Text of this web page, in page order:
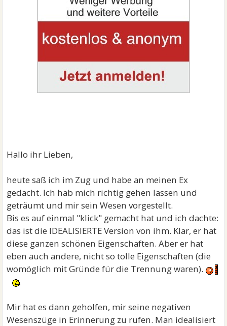
Hallo ihr Lieben,
heute saß ich im Zug und habe an meinen Ex
gedacht. Ich hab mich richtig gehen lassen und
geträumt und mir sein Wesen vorgestellt.
Bis es auf einmal "klick" gemacht hat und ich dachte:
das ist die IDEALISIERTE Version von ihm. Klar, er hat
diese ganzen schönen Eigenschaften. Aber er hat
eben auch andere, nicht so tolle Eigenschaften (die
womöglich mit Gründe für die Trennung waren).
Mir hat es dann geholfen, mir seine negativen
Wesenszüge in Erinnerung zu rufen. Man idealisiert